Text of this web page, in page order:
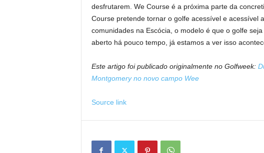
desfrutarem. We Course é a próxima parte da
Course pretende tornar o golfe acessível e acessível
comunidades na Escócia, o modelo é que o golfe
aberto há pouco tempo, já estamos a ver isso
Este artigo foi publicado originalmente no Golfweek:
Montgomery no novo campo Wee
Source link